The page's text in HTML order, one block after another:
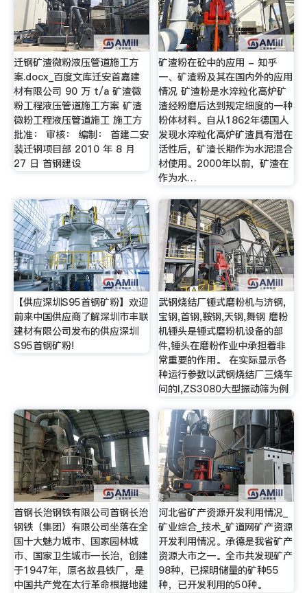
迁钢矿渣微粉液压管道施工方
案.docx_百度文库迁安首嘉建
材有限公司 90 万 t/a 矿渣微
粉工程液压管道施工方案 矿渣
微粉工程液压管道施工 施工方
批准： 审核： 编制： 首建二安
装迁钢项目部 2010 年 8 月
27 日 首钢建设
矿渣粉在砼中的应用 - 知乎
一、矿渣粉及其在国内外的应用
情况 矿渣粉是水淬粒化高炉矿
渣经粉磨后达到规定细度的一种
粉体材料。自从1862年德国人
发现水淬粒化高炉矿渣具有潜在
活性后，矿渣长期作为水泥混合
材使用。2000年以前，矿渣在
作为水…
【供应深圳S95首钢矿粉】欢迎
前来中国供应商了解深圳市丰联
建材有限公司发布的供应深圳
S95首钢矿粉!
武钢烧结厂锤式磨粉机与济钢,
宝钢,首钢,鞍钢,天钢,舞钢 磨粉
机锤头是锤式磨粉机设备的部
件,锤头在磨粉作业中承担着非
常重要的作用。 在实际显示各
种运行参数以武钢烧结厂三烧车
问的I,ZS3080大型振动筛为例
首钢长治钢铁有限公司首钢长治
钢铁（集团）有限公司坐落在全
国十大魅力城市、国家园林城
市、国家卫生城市—长治，创建
于1947年，原名故县铁厂，是
中国共产党在太行革命根据地建
河北省矿产资源开发利用情况_
矿业综合_技术_矿道网矿产资源
开发利用情况。承德是我省矿产
资源大市之一。全市共发现矿产
98种，已探明储量的矿种55
种，已开发利用的50种。